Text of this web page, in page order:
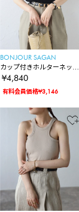
BONJOUR SAGAN
カップ付きホルターネック
ラメニットタンク
¥4,840
有料会員価格¥3,146